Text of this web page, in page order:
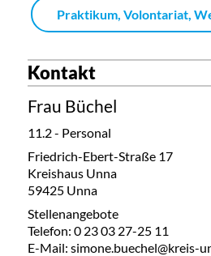
Praktikum, Volontariat,
Kontakt
Frau Büchel
11.2 - Personal
Friedrich-Ebert-Straße 17
Kreishaus Unna
59425 Unna
Stellenangebote
Telefon: 0 23 03 27-25 11
E-Mail: simone.buechel@kreis-